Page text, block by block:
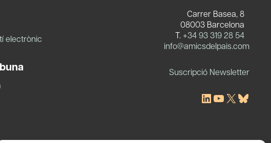
electrònic
Carrer Basea, 8
08003 Barcelona
T. +34 93 319 28 54
info@amicsdelpais.com
Suscripció Newsletter
LinkedIn
YouTube
X